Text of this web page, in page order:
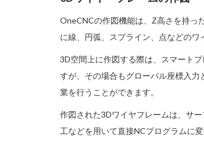
OneCNCの作図機能は、Z高さを持っ
に線、円弧、スプライン、点などのワ
3D空間上に作図する際は、スマート
すが、その場合もグローバル座標入
業を行うことができます。
作図された3Dワイヤフレームは、サ
工などを用いて直接NCプログラムに